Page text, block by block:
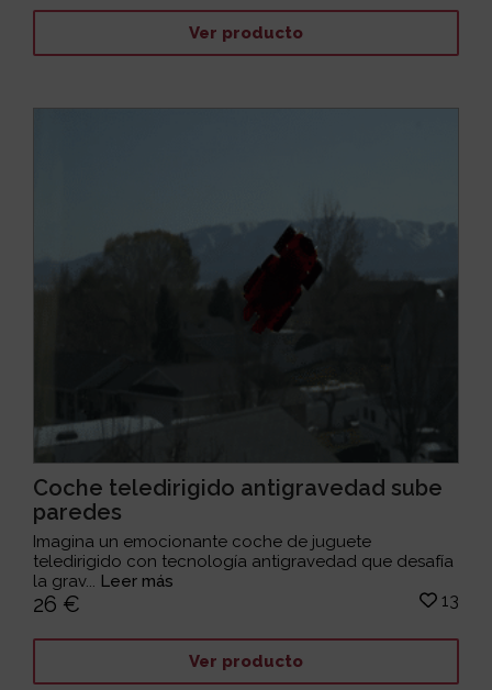
Ver producto
Coche teledirigido antigravedad sube
paredes
Imagina un emocionante coche de juguete
teledirigido con tecnología antigravedad que desafía
la grav... Leer más
26 € 13
Ver producto